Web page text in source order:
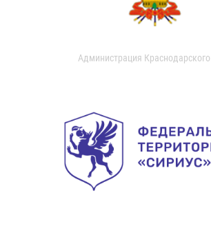
Администрация